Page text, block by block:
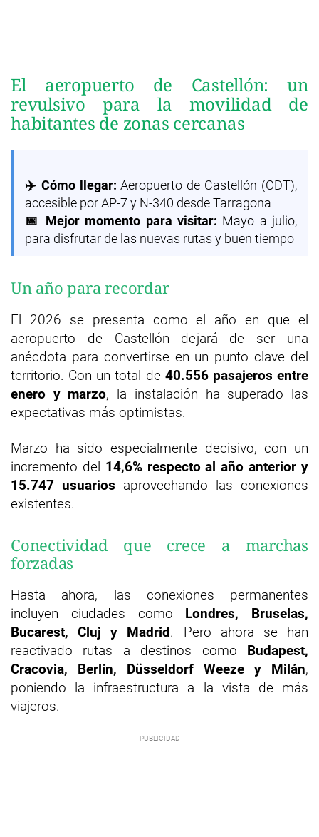
El aeropuerto de Castellón: un
revulsivo para la movilidad de
habitantes de zonas cercanas
✈️ Cómo llegar: Aeropuerto de Castellón (CDT),
accesible por AP-7 y N-340 desde Tarragona
📅 Mejor momento para visitar: Mayo a julio,
para disfrutar de las nuevas rutas y buen tiempo
Un año para recordar
El 2026 se presenta como el año en que el
aeropuerto de Castellón dejará de ser una
anécdota para convertirse en un punto clave del
territorio. Con un total de 40.556 pasajeros entre
enero y marzo, la instalación ha superado las
expectativas más optimistas.
Marzo ha sido especialmente decisivo, con un
incremento del 14,6% respecto al año anterior y
15.747 usuarios aprovechando las conexiones
existentes.
Conectividad que crece a marchas
forzadas
Hasta ahora, las conexiones permanentes
incluyen ciudades como Londres, Bruselas,
Bucarest, Cluj y Madrid. Pero ahora se han
reactivado rutas a destinos como Budapest,
Cracovia, Berlín, Düsseldorf Weeze y Milán,
poniendo la infraestructura a la vista de más
viajeros.